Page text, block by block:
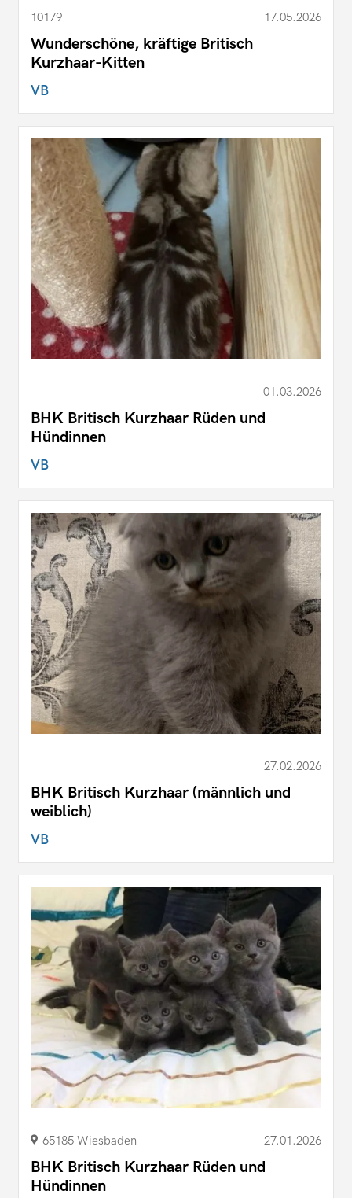
10179 17.05.2026
Wunderschöne, kräftige Britisch
Kurzhaar-Kitten
VB
01.03.2026
BHK Britisch Kurzhaar Rüden und
Hündinnen
VB
27.02.2026
BHK Britisch Kurzhaar (männlich und
weiblich)
VB
65185 Wiesbaden 27.01.2026
BHK Britisch Kurzhaar Rüden und
Hündinnen